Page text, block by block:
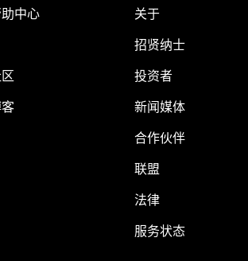
中心
关于
招贤纳士
投资者
新闻媒体
合作伙伴
联盟
法律
服务状态